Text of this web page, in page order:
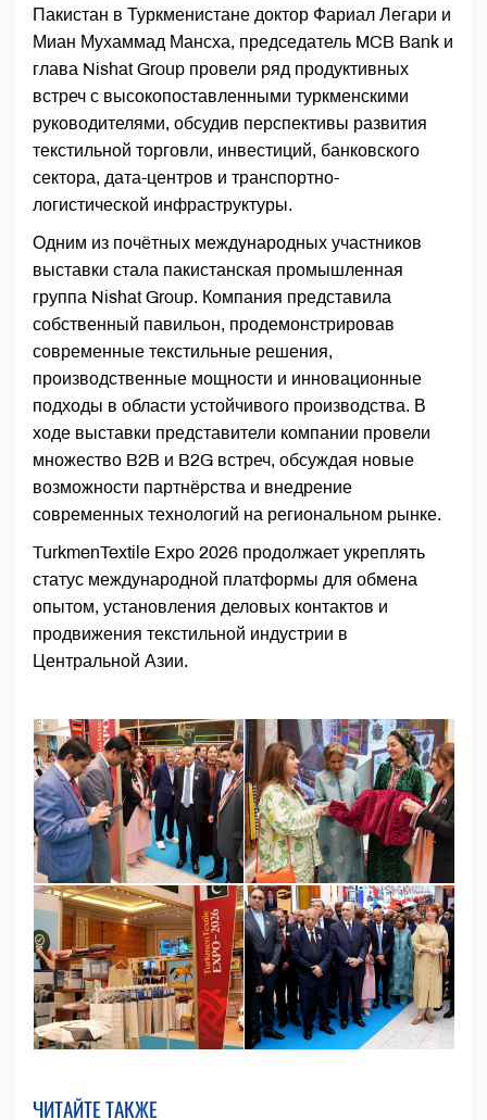
Пакистан в Туркменистане доктор Фариал Легари и
Миан Мухаммад Мансха, председатель MCB Bank и
глава Nishat Group провели ряд продуктивных
встреч с высокопоставленными туркменскими
руководителями, обсудив перспективы развития
текстильной торговли, инвестиций, банковского
сектора, дата-центров и транспортно-
логистической инфраструктуры.
Одним из почётных международных участников
выставки стала пакистанская промышленная
группа Nishat Group. Компания представила
собственный павильон, продемонстрировав
современные текстильные решения,
производственные мощности и инновационные
подходы в области устойчивого производства. В
ходе выставки представители компании провели
множество B2B и B2G встреч, обсуждая новые
возможности партнёрства и внедрение
современных технологий на региональном рынке.
TurkmenTextile Expo 2026 продолжает укреплять
статус международной платформы для обмена
опытом, установления деловых контактов и
продвижения текстильной индустрии в
Центральной Азии.
ЧИТАЙТЕ ТАКЖЕ